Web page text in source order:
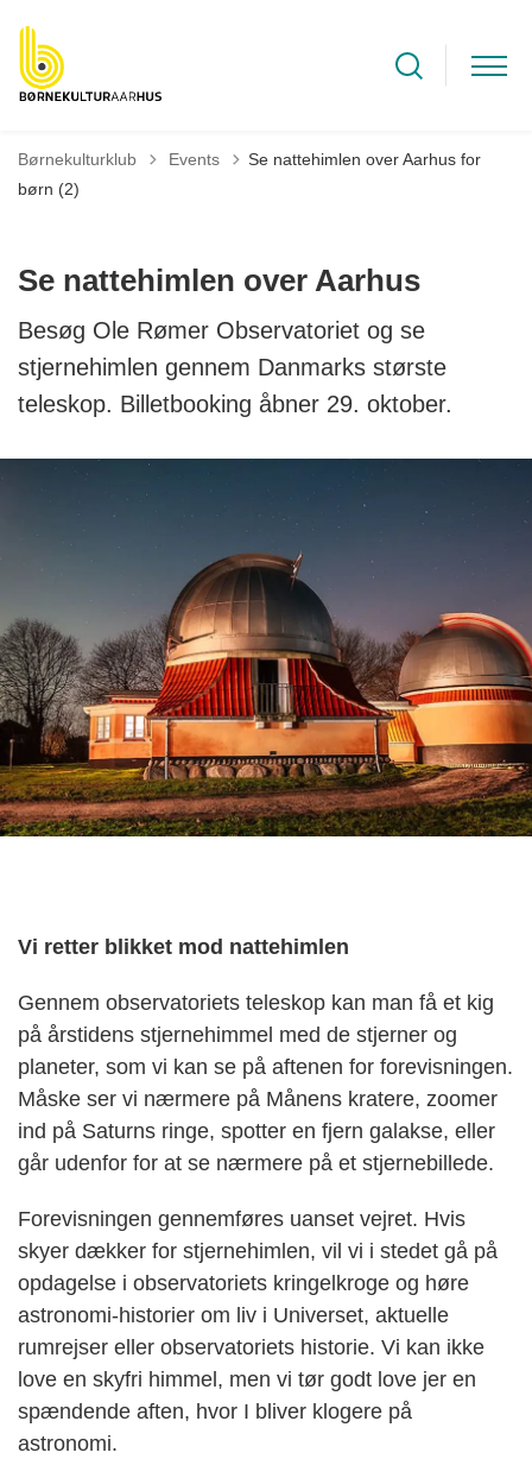
Børnekulturklub Tilbage til
Events
Se nattehimlen over Aarhus for
børn (2)
Se nattehimlen over Aarhus
Besøg Ole Rømer Observatoriet og se
stjernehimlen gennem Danmarks største
teleskop. Billetbooking åbner 29. oktober.
Vi retter blikket mod nattehimlen
Gennem observatoriets teleskop kan man få et kig
på årstidens stjernehimmel med de stjerner og
planeter, som vi kan se på aftenen for forevisningen.
Måske ser vi nærmere på Månens kratere, zoomer
ind på Saturns ringe, spotter en fjern galakse, eller
går udenfor for at se nærmere på et stjernebillede.
Forevisningen gennemføres uanset vejret. Hvis
skyer dækker for stjernehimlen, vil vi i stedet gå på
opdagelse i observatoriets kringelkroge og høre
astronomi-historier om liv i Universet, aktuelle
rumrejser eller observatoriets historie. Vi kan ikke
love en skyfri himmel, men vi tør godt love jer en
spændende aften, hvor I bliver klogere på
astronomi.